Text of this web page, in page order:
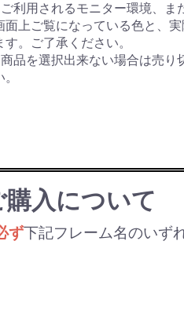
利用されるモニター環境、ま
面上ご覧になっている色と、
す。ご了承ください。
品を選択出来ない場合は売り
入について
ず下記フレーム名のいず